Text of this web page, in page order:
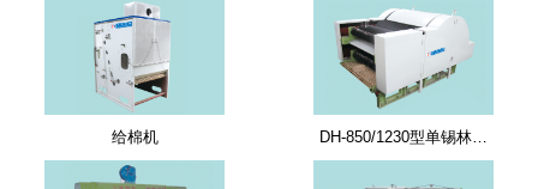
给棉机 DH-850/1230型单锡林…